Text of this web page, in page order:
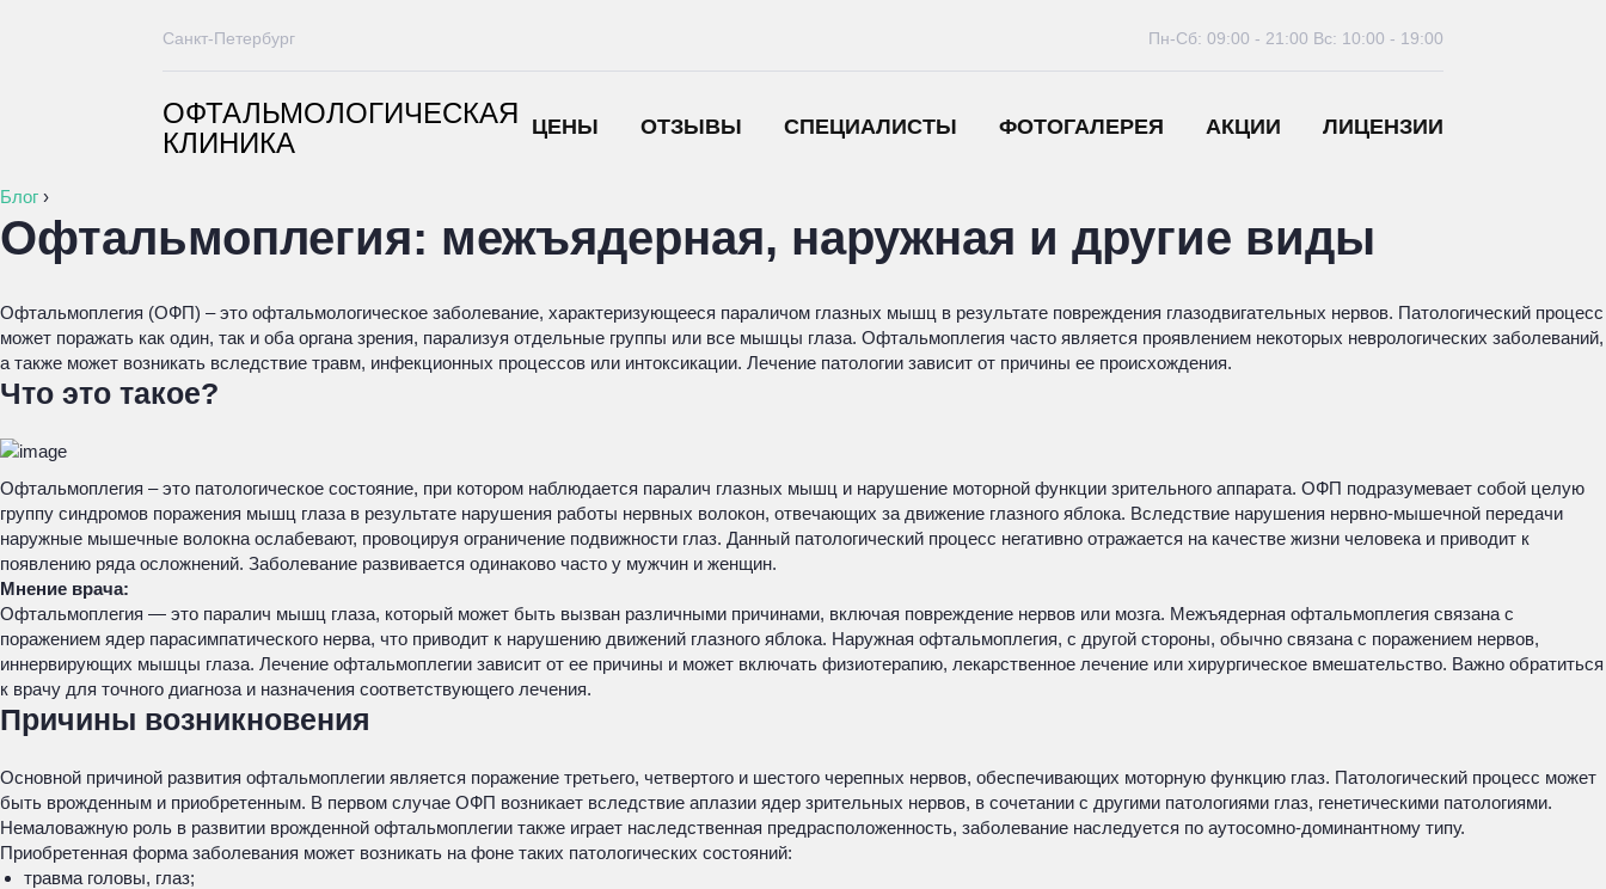
ОФТАЛЬМОЛОГИЧЕСКАЯ
КЛИНИКА
ЦЕНЫ ОТЗЫВЫ СПЕЦИАЛИСТЫ ФОТОГАЛЕРЕЯ АКЦИИ ЛИЦЕНЗИИ
Санкт-Петербург Пн-Сб: 09:00 - 21:00 Вс: 10:00 - 19:00
Блог ›
Офтальмоплегия: межъядерная, наружная и другие виды
Офтальмоплегия (ОФП) – это офтальмологическое заболевание, характеризующееся параличом глазных мышц в результате повреждения глазодвигательных нервов. Патологический процесс
может поражать как один, так и оба органа зрения, парализуя отдельные группы или все мышцы глаза. Офтальмоплегия часто является проявлением некоторых неврологических заболеваний,
а также может возникать вследствие травм, инфекционных процессов или интоксикации. Лечение патологии зависит от причины ее происхождения.
Что это такое?
Офтальмоплегия – это патологическое состояние, при котором наблюдается паралич глазных мышц и нарушение моторной функции зрительного аппарата. ОФП подразумевает собой целую
группу синдромов поражения мышц глаза в результате нарушения работы нервных волокон, отвечающих за движение глазного яблока. Вследствие нарушения нервно-мышечной передачи
наружные мышечные волокна ослабевают, провоцируя ограничение подвижности глаз. Данный патологический процесс негативно отражается на качестве жизни человека и приводит к
появлению ряда осложнений. Заболевание развивается одинаково часто у мужчин и женщин.
Мнение врача:
Офтальмоплегия — это паралич мышц глаза, который может быть вызван различными причинами, включая повреждение нервов или мозга. Межъядерная офтальмоплегия связана с
поражением ядер парасимпатического нерва, что приводит к нарушению движений глазного яблока. Наружная офтальмоплегия, с другой стороны, обычно связана с поражением нервов,
иннервирующих мышцы глаза. Лечение офтальмоплегии зависит от ее причины и может включать физиотерапию, лекарственное лечение или хирургическое вмешательство. Важно обратиться
к врачу для точного диагноза и назначения соответствующего лечения.
Причины возникновения
Основной причиной развития офтальмоплегии является поражение третьего, четвертого и шестого черепных нервов, обеспечивающих моторную функцию глаз. Патологический процесс может
быть врожденным и приобретенным. В первом случае ОФП возникает вследствие аплазии ядер зрительных нервов, в сочетании с другими патологиями глаз, генетическими патологиями.
Немаловажную роль в развитии врожденной офтальмоплегии также играет наследственная предрасположенность, заболевание наследуется по аутосомно-доминантному типу.
Приобретенная форма заболевания может возникать на фоне таких патологических состояний:
травма головы, глаз;